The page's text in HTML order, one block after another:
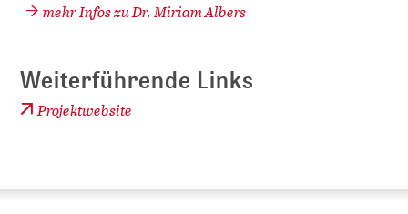
mehr Infos zu Dr. Miriam Albers
Weiterführende Links
Projektwebsite